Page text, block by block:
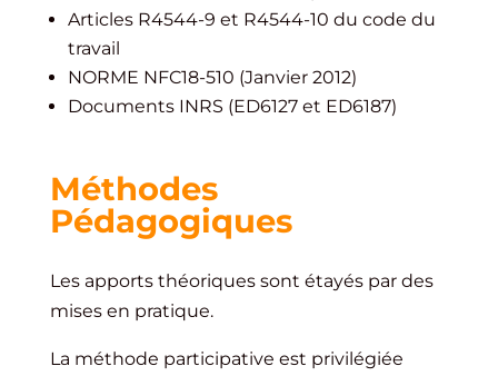
Articles R4544-9 et R4544-10 du code du
travail
NORME NFC18-510 (Janvier 2012)
Documents INRS (ED6127 et ED6187)
Méthodes
Pédagogiques
Les apports théoriques sont étayés par des
mises en pratique.
La méthode participative est privilégiée